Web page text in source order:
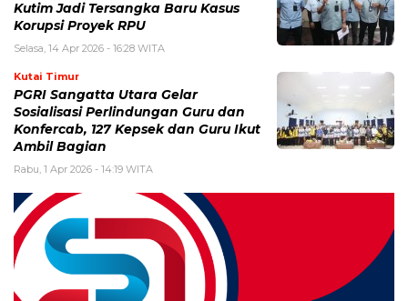
Kutim Jadi Tersangka Baru Kasus
Korupsi Proyek RPU
Selasa, 14 Apr 2026 - 16:28 WITA
Kutai Timur
PGRI Sangatta Utara Gelar
Sosialisasi Perlindungan Guru dan
Konfercab, 127 Kepsek dan Guru Ikut
Ambil Bagian
Rabu, 1 Apr 2026 - 14:19 WITA